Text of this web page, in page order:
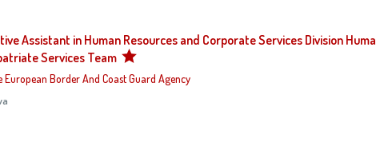
Assistant in Human Resources and Corporate Services Division
Services Team
European Border And Coast Guard Agency